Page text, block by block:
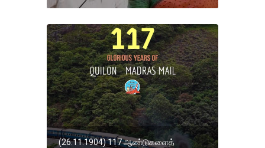
(26.11.1904) 117 ஆண்டுகளைத்